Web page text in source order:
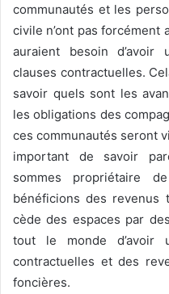
communautés et les
civile n’ont pas forcément
auraient besoin d’avoir
clauses contractuelles.
savoir quels sont les
les obligations des
ces communautés seront
important de savoir
sommes propriétaire
bénéficions des revenus
cède des espaces par
tout le monde d’avoir
contractuelles et des
foncières.